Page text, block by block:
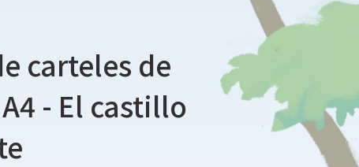
carteles de
- El castillo